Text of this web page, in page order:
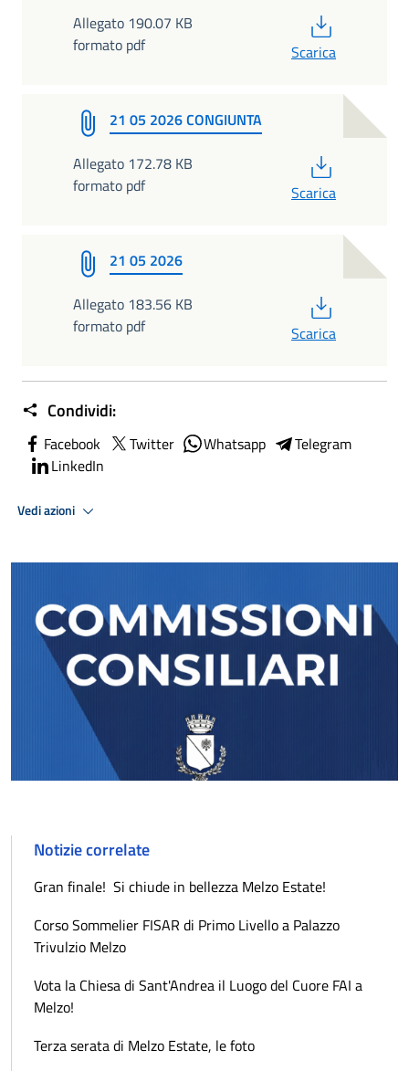
Allegato 190.07 KB
formato pdf
Scarica
21 05 2026 CONGIUNTA
Allegato 172.78 KB
formato pdf
Scarica
21 05 2026
Allegato 183.56 KB
formato pdf
Scarica
Condividi:
Facebook Twitter Whatsapp
Telegram
LinkedIn
Vedi azioni
Notizie correlate
Gran finale! Si chiude in bellezza Melzo Estate!
Corso Sommelier FISAR di Primo Livello a Palazzo
Trivulzio Melzo
Vota la Chiesa di Sant'Andrea il Luogo del Cuore FAI a
Melzo!
Terza serata di Melzo Estate, le foto